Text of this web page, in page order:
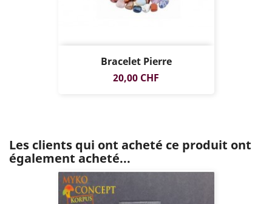
Bracelet Pierre
Prix
20,00 CHF
Les clients qui ont acheté ce produit ont
également acheté...